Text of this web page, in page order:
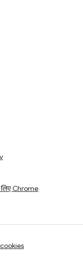
Chrome